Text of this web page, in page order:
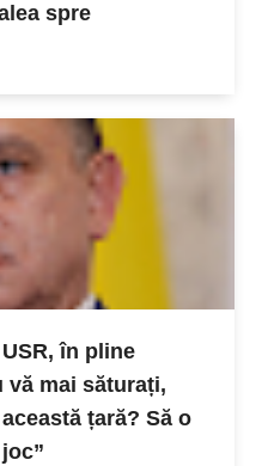
spre
în pline
vă mai săturați,
țară? Să o